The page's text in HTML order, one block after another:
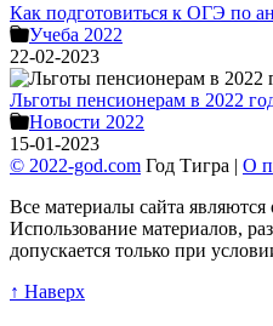
Как подготовиться к ОГЭ по
Учеба 2022
22-02-2023
Льготы пенсионерам в 2022
Новости 2022
15-01-2023
© 2022-god.com Год Тигра | О
Все материалы сайта являются
Использование материалов,
допускается только при
↑ Наверх